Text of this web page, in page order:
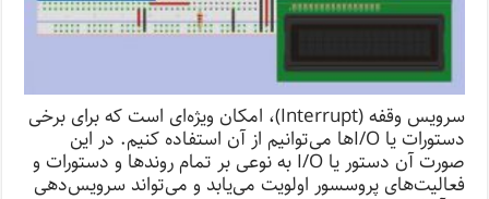
سرویس وقفه (Interrupt)، امکان ویژه‌ای است که برای برخی
دستورات یا I/Oها می‌توانیم از آن استفاده کنیم. در این
صورت آن دستور یا I/O به نوعی بر تمام روند‌ها و دستورات و
فعالیت‌های پروسسور اولویت می‌یابد و می‌تواند سرویس‌دهی